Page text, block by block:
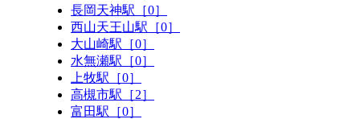
長岡天神駅［0］
西山天王山駅［0］
大山崎駅［0］
水無瀬駅［0］
上牧駅［0］
高槻市駅［2］
富田駅［0］